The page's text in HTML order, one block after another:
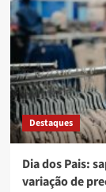
Destaques
Dia dos Pais:
variação de